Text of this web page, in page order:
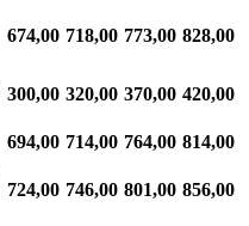
674,00 718,00 773,00 828,00
300,00 320,00 370,00 420,00
694,00 714,00 764,00 814,00
724,00 746,00 801,00 856,00